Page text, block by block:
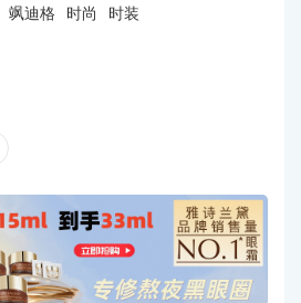
飒迪格 时尚 时装